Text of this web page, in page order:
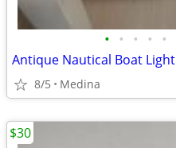
• • • • •
Antique Nautical Boat Light
8/5 Medina
$30